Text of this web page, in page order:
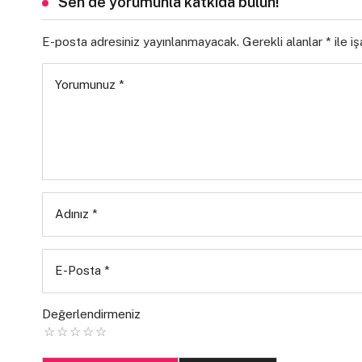
E-posta adresiniz yayınlanmayacak. Gerekli alanlar * ile
Yorumunuz *
Adınız *
E-Posta *
Değerlendirmeniz